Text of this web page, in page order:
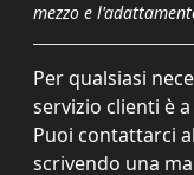
mezzo e
Per qualsiasi
servizio clienti è
Puoi contattarci
scrivendo una